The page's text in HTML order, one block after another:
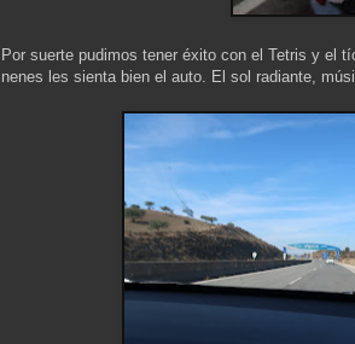
Por suerte pudimos tener éxito con el Tetris y el
nenes les sienta bien el auto. El sol radiante,